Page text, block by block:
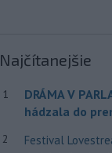
Najčítanejšie
1
DRÁMA V
hádzala do
2
Festival